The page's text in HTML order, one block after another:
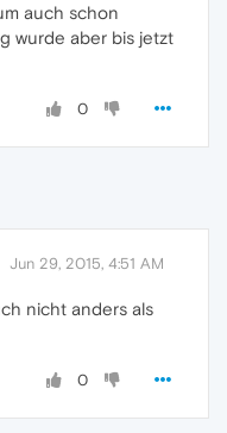
auch schon
wurde aber bis jetzt
0
Jun 29, 2015, 4:51 AM
nicht anders als
0